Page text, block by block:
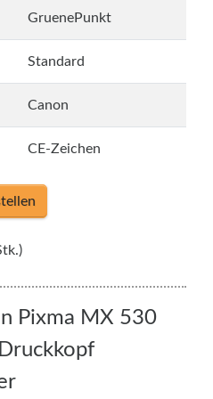
GruenePunkt
Standard
Canon
CE-Zeichen
Pixma MX 530